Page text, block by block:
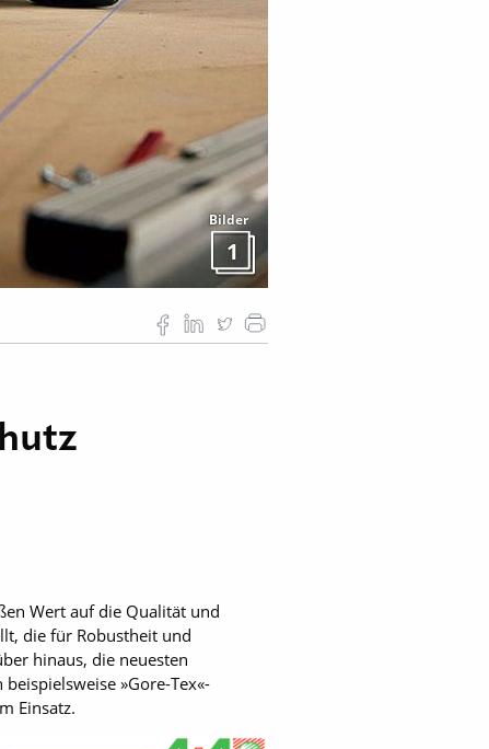
Bilder
1
Wert auf die Qualität und
die für Robustheit und
hinaus, die neuesten
»Gore-Tex«-
Einsatz.